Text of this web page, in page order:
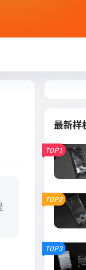
最新样
TOP1
TOP2
TOP3